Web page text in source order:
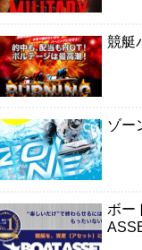
競艇
ゾー
ボー